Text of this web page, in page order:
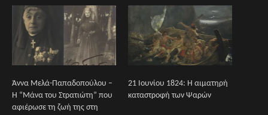
Άννα Μελά-Παπαδοπούλου –
Η “Μάνα του Στρατιώτη” που
αφιέρωσε τη ζωή της στη
21 Ιουνίου 1824: Η αιματηρή
καταστροφή των Ψαρών